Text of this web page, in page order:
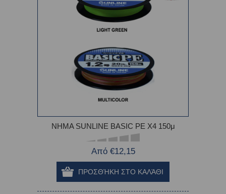
ΝΗΜΑ SUNLINE BASIC PE X4 150μ
Από €12,15